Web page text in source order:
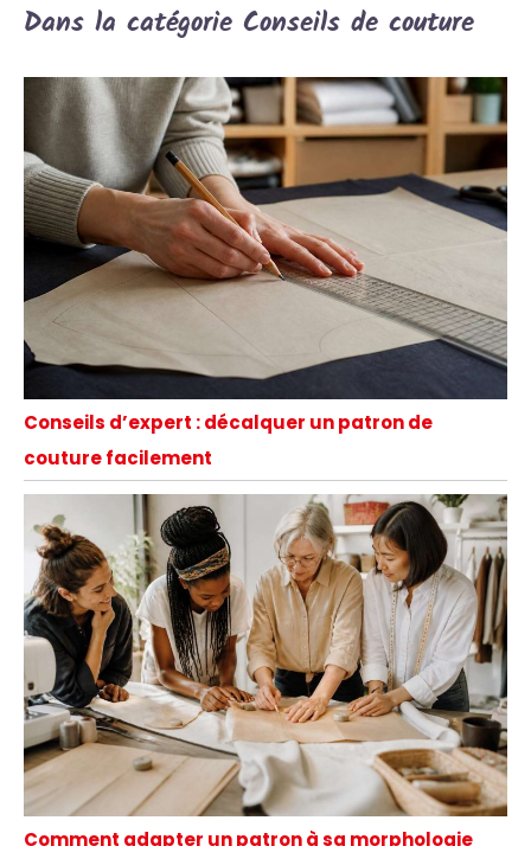
Dans la catégorie Conseils de couture
Conseils d’expert : décalquer un patron de
couture facilement
Comment adapter un patron à sa morphologie